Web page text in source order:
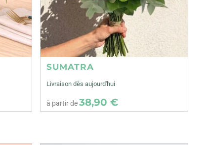
SUMATRA
Livraison dès aujourd'hui
à partir de38,90 €